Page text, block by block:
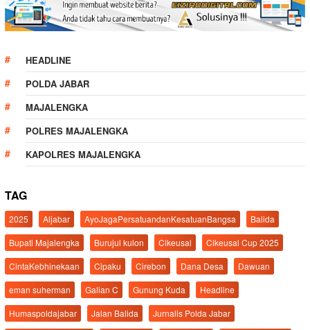
HEADLINE
POLDA JABAR
MAJALENGKA
POLRES MAJALENGKA
KAPOLRES MAJALENGKA
TAG
2025 Aljabar AyoJagaPersatuandanKesatuanBangsa
Balida
Bupati Majalengka
Burujul kulon Cikeusal
Cikeusal Cup 2025
CintaKebhinekaan
Cipaku Cirebon Dana Desa
Dawuan
eman suherman
Galian C Gunung Kuda
Headline
Humaspoldajabar
Jalan Balida
Jurnalis Polda Jabar